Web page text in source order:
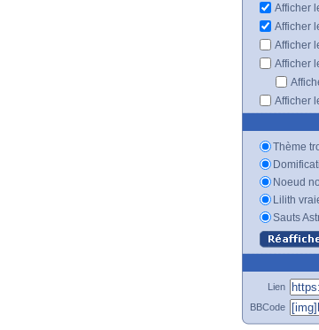
Afficher
Afficher
Afficher
Afficher
Afficher
Thème
Noeud
Lilith
Sauts
Lien
BBCode